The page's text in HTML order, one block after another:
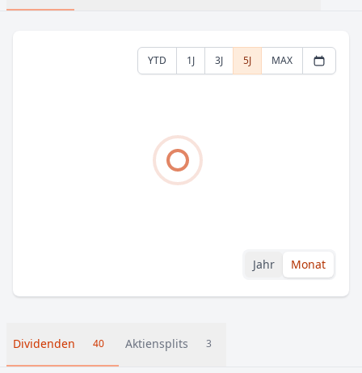
YTD 1J 3J 5J MAX
Jahr Monat
Dividenden 40 Aktiensplits 3